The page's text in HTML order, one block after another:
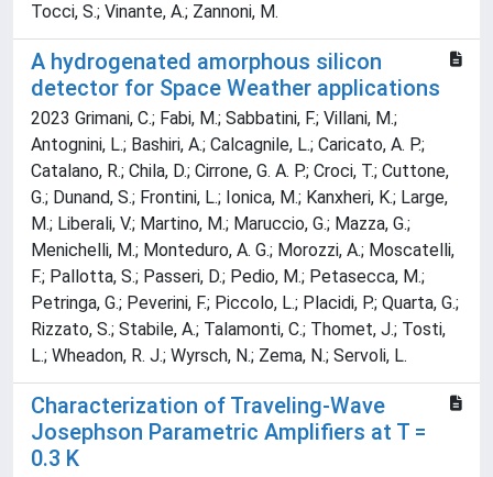
Tocci, S.; Vinante, A.; Zannoni, M.
A hydrogenated amorphous silicon
detector for Space Weather applications
2023 Grimani, C.; Fabi, M.; Sabbatini, F.; Villani, M.;
Antognini, L.; Bashiri, A.; Calcagnile, L.; Caricato, A. P.;
Catalano, R.; Chila, D.; Cirrone, G. A. P.; Croci, T.; Cuttone,
G.; Dunand, S.; Frontini, L.; Ionica, M.; Kanxheri, K.; Large,
M.; Liberali, V.; Martino, M.; Maruccio, G.; Mazza, G.;
Menichelli, M.; Monteduro, A. G.; Morozzi, A.; Moscatelli,
F.; Pallotta, S.; Passeri, D.; Pedio, M.; Petasecca, M.;
Petringa, G.; Peverini, F.; Piccolo, L.; Placidi, P.; Quarta, G.;
Rizzato, S.; Stabile, A.; Talamonti, C.; Thomet, J.; Tosti,
L.; Wheadon, R. J.; Wyrsch, N.; Zema, N.; Servoli, L.
Characterization of Traveling-Wave
Josephson Parametric Amplifiers at T =
0.3 K